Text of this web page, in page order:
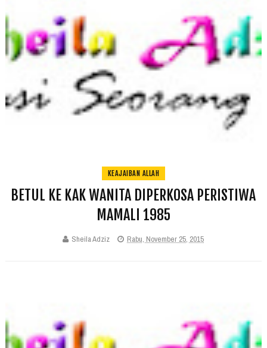
KEAJAIBAN ALLAH
BETUL KE KAK WANITA DIPERKOSA PERISTIWA
MAMALI 1985
Sheila Adziz Rabu, November 25, 2015